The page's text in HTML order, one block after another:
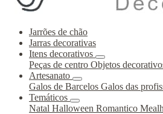
Jarrões de chão
Jarras decorativas
Itens decorativos
Peças de centro Objetos
Artesanato
Galos de Barcelos Galos das
Temáticos
Natal Halloween Romantico